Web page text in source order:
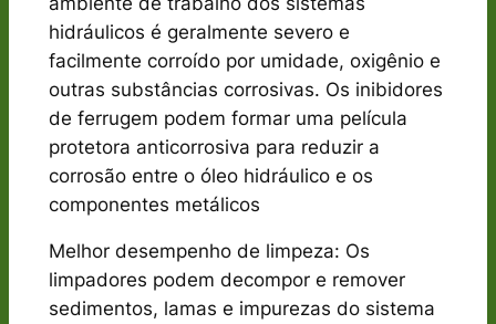
hidráulicos é geralmente severo e
facilmente corroído por umidade, oxigênio e
outras substâncias corrosivas. Os inibidores
de ferrugem podem formar uma película
protetora anticorrosiva para reduzir a
corrosão entre o óleo hidráulico e os
componentes metálicos
Melhor desempenho de limpeza: Os
limpadores podem decompor e remover
sedimentos, lamas e impurezas do sistema